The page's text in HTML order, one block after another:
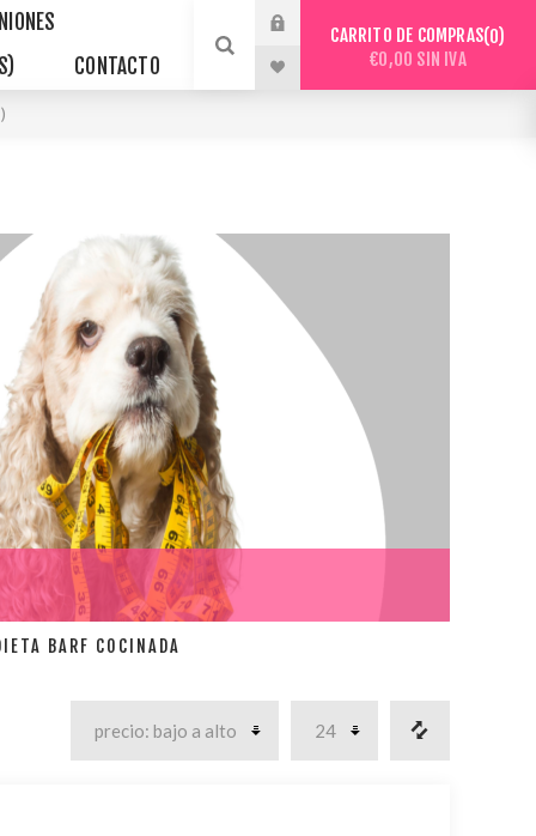
CONTACTO
CARRITO DE COMPRAS 0
€0,00 SIN IVA
BARF COCINADA